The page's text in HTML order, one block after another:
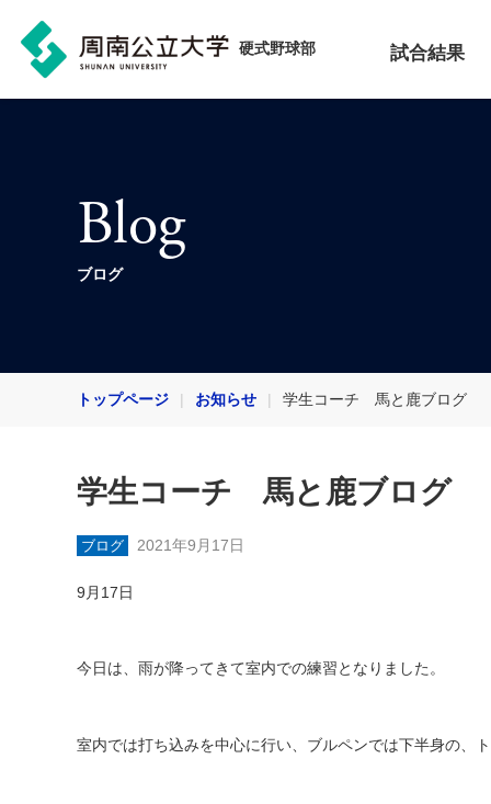
硬式野球部 試合結果
Blog
ブログ
トップページ お知らせ 学生コーチ 馬と鹿ブログ
学生コーチ 馬と鹿ブログ
ブログ 2021年9月17日
9 月 17日
今日は、雨が降ってきて室内での練習となりました。
室内では打ち込みを中心に行い、ブルペンでは下半身の、